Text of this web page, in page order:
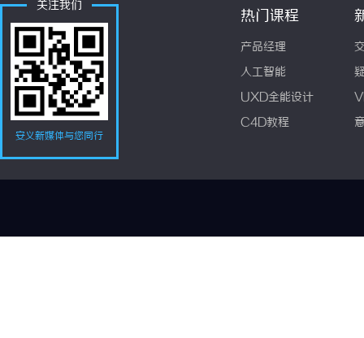
关注我们
安义新媒体与您同行
热门课程
产品经理
人工智能
UXD全能设计
C4D教程